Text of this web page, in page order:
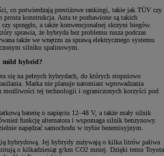
co potwierdzają prestiżowe rankingi, takie jak TÜV czy
konstrukcja. Auta te pozbawione są takich
sprzęgło, a także konwencjonalnej skrzyni biegów.
sprawia, że hybryda bez problemu rusza podczas
także we wnętrzu za sprawą elektrycznego systemu
silniku spalinowym.
mild hybrid?
się na pełnych hybrydach, do których stopniowo
Marka nie planuje natomiast wprowadzania
tej technologii i ograniczonych korzyści pod
baterię o napięciu 12–48 V, a także mały silnik
funkcję alternatora i wspomaga silnik benzynowy.
napędzać samochodu w trybie bezemisyjnym.
hybrydową. Jej hybrydy zużywają o kilka litrów paliwa
o kilkadziesiąt g/km CO2 mniej. Dzięki temu Toyota